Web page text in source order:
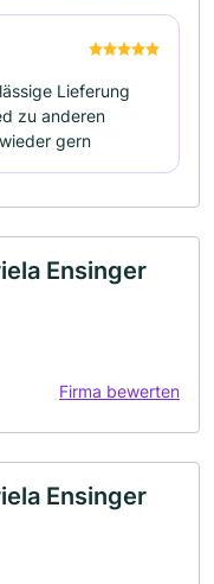
Lieferung
zu anderen
gern
Ensinger
Firma bewerten
Ensinger